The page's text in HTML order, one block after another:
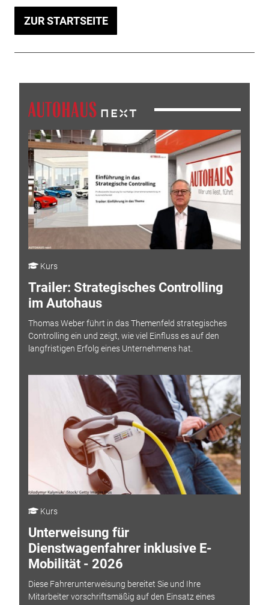
ZUR STARTSEITE
Kurs
Trailer: Strategisches Controlling
im Autohaus
Thomas Weber führt in das Themenfeld strategisches
Controlling ein und zeigt, wie viel Einfluss es auf den
langfristigen Erfolg eines Unternehmens hat.
Kurs
Unterweisung für
Dienstwagenfahrer inklusive E-
Mobilität - 2026
Diese Fahrerunterweisung bereitet Sie und Ihre
Mitarbeiter vorschriftsmäßig auf den Einsatz eines